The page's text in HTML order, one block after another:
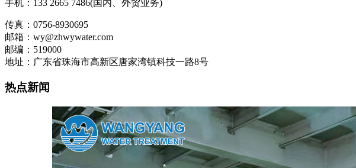
手机：133 2665 7486(国内、外贸业务)
传真：0756-8930695
邮箱：wy@zhwywater.com
邮编：519000
地址：广东省珠海市高新区唐家湾镇科技一路8号
热点新闻